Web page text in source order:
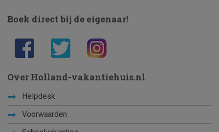
Boek direct bij de eigenaar!
Over Holland-vakantiehuis.nl
Helpdesk
Voorwaarden